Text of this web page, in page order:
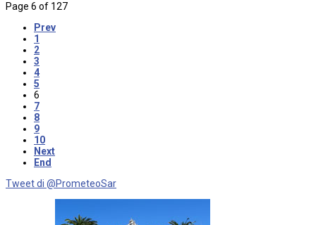
Page 6 of 127
Prev
1
2
3
4
5
6
7
8
9
10
Next
End
Tweet di @PrometeoSar